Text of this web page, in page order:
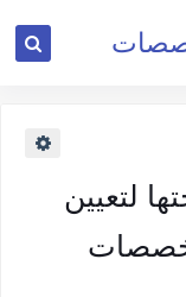
لتعيين